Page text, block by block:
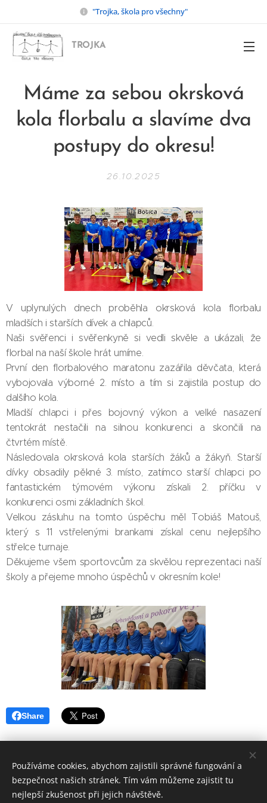
"Trojka, škola pro všechny"
TROJKA
Máme za sebou okrsková
kola florbalu a slavíme dva
postupy do okresu!
26.10.2025
V uplynulých dnech proběhla okrsková kola florbalu
mladších i starších dívek a chlapců.
Naši svěřenci i svěřenkyně si vedli skvěle a ukázali, že
florbal na naší škole hrát umíme.
První den florbalového maratonu zazářila děvčata, která
vybojovala výborné 2. místo a tím si zajistila postup do
dalšího kola.
Mladší chlapci i přes bojovný výkon a velké nasazení
tentokrát nestačili na silnou konkurenci a skončili na
čtvrtém místě.
Následovala okrsková kola starších žáků a žákyň. Starší
dívky obsadily pěkné 3. místo, zatímco starší chlapci po
fantastickém týmovém výkonu získali 2. příčku v
konkurenci osmi základních škol.
Velkou zásluhu na tomto úspěchu měl Tobiáš Matouš,
který s 11 vstřelenými brankami získal cenu nejlepšího
střelce turnaje.
Děkujeme všem sportovcům za skvělou reprezentaci naší
školy a přejeme mnoho úspěchů v okresním kole!
Share
Základní škola, Jičín, Poděbradova 18
Používáme cookies, abychom zajistili správné fungování a
bezpečnost našich stránek. Tím vám můžeme zajistit tu
nejlepší zkušenost při jejich návštěvě.